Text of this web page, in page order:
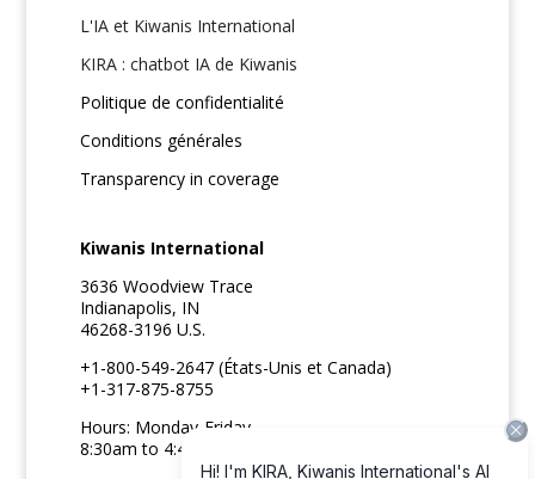
L'IA et Kiwanis International
KIRA : chatbot IA de Kiwanis
Politique de confidentialité
Conditions générales
Transparency in coverage
Kiwanis International
3636 Woodview Trace
Indianapolis, IN
46268-3196 U.S.
+1-800-549-2647 (États-Unis et Canada)
+1-317-875-8755
Hours: Monday-Friday
8:30am to 4:45pm ET